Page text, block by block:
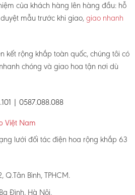
của khách hàng lên hàng đầu: hỗ
mẫu trước khi giao,giao nhanh
kết rộng khắp toàn quốc, chúng tôi có
chóng và giao hoa tận nơi dù
| 0587.088.088
Việt Nam
lưới đối tác điện hoa rộng khắp 63
Q.Tân Bình, TPHCM.
Đình, Hà Nội.